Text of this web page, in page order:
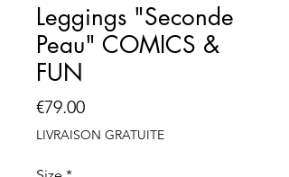
Leggings "Seconde
Peau" COMICS &
FUN
€79.00Price
LIVRAISON GRATUITE